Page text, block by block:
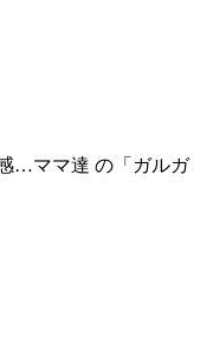
…ママ達 の「ガルガ